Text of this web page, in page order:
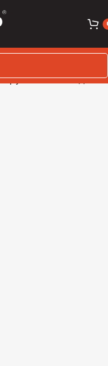
Ґрунти Епоксидні